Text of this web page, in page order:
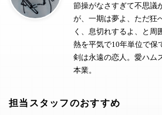
節操がなさすぎて不思議
が、一期は夢よ、ただ狂
く、息切れするよ、と周
熱を平気で10年単位で保
剣は永遠の恋人。愛ハム
本業。
担当スタッフのおすすめ